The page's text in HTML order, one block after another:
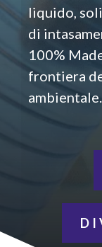
liquido,
di
100%
frontiera
ambientale.